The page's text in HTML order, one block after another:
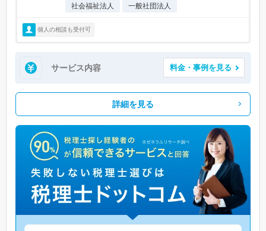
社会福祉法人
一般社団法人
個人の相談も受付可
サービス内容 料金・事例を見る
詳細を見る